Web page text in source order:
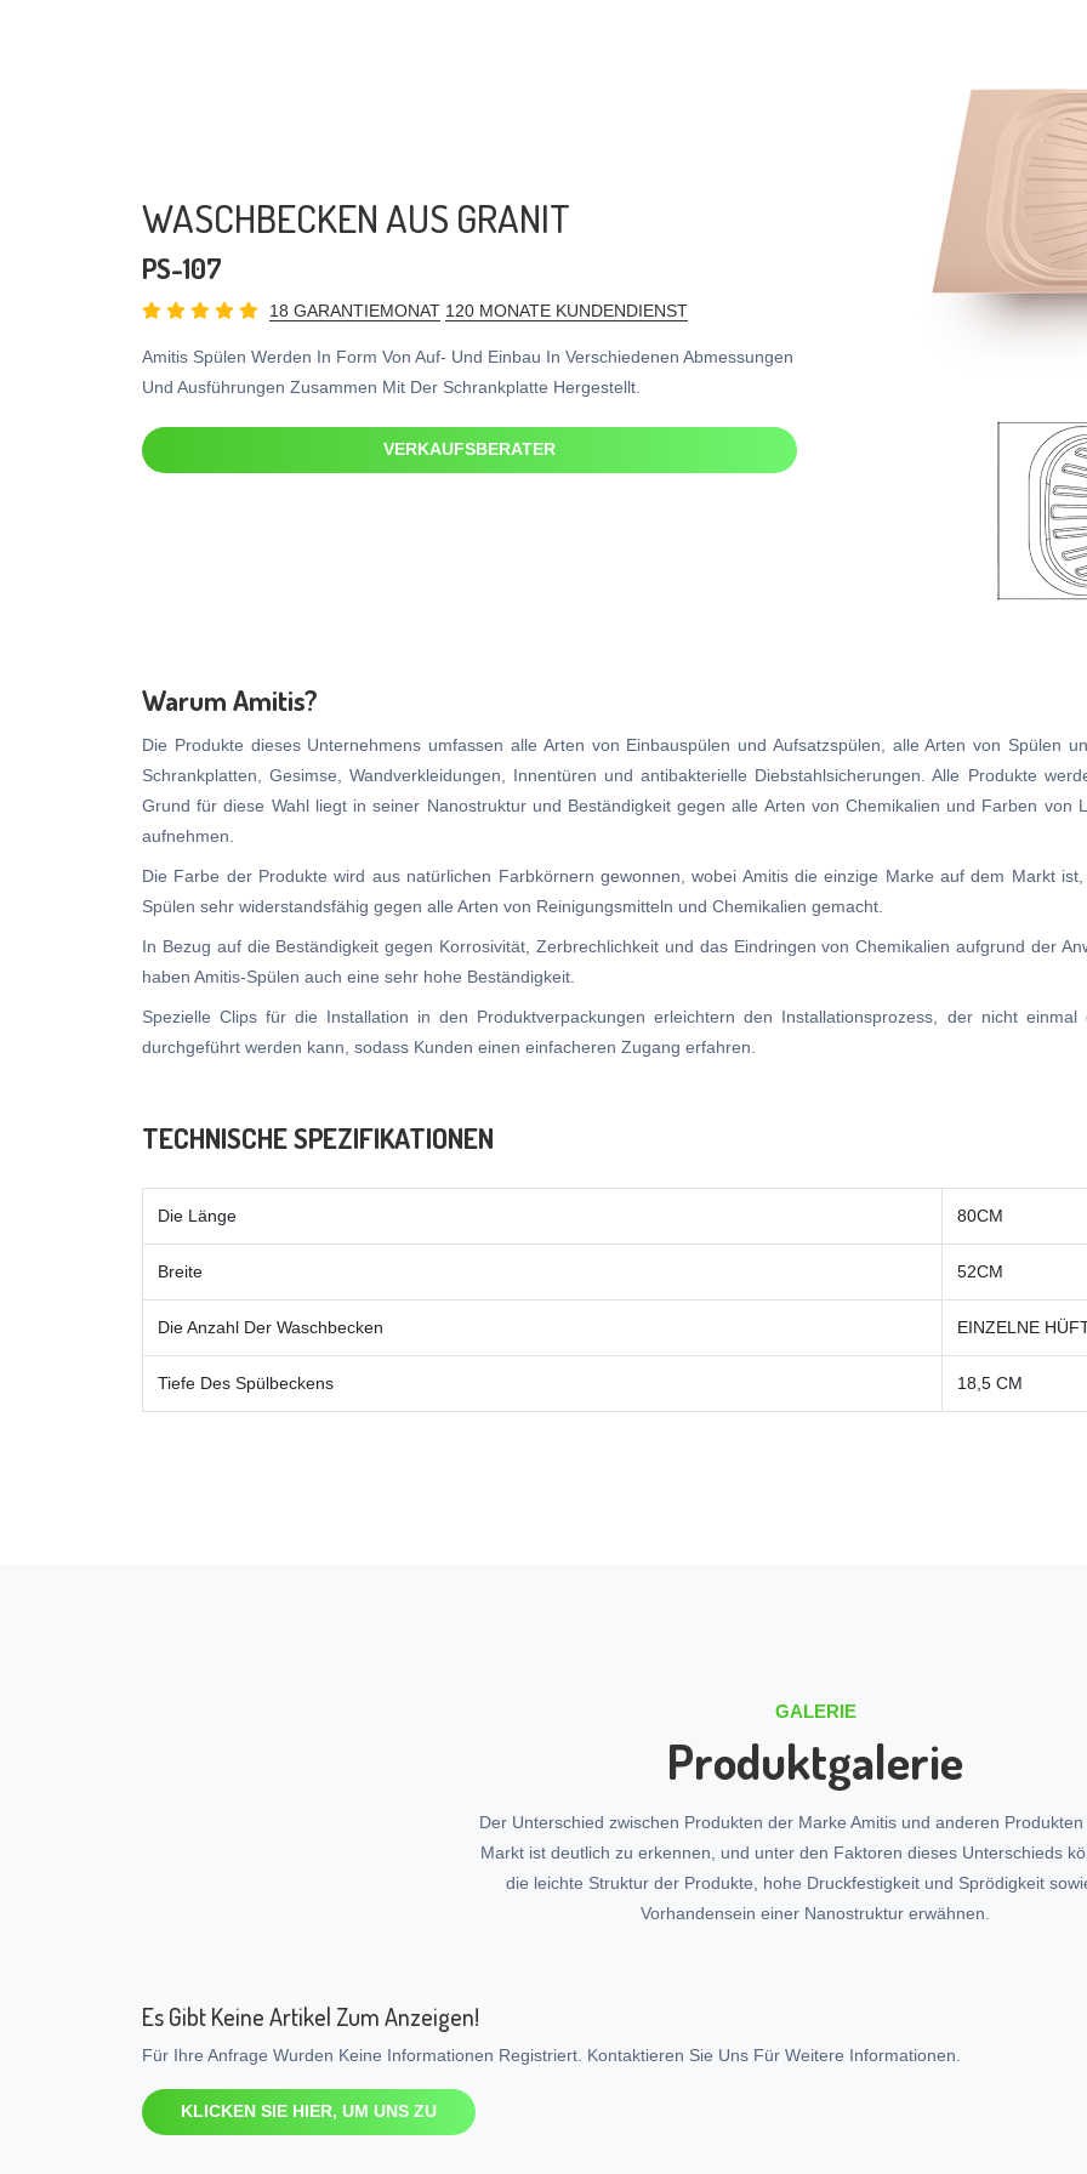
WASCHBECKEN AUS GRANIT
PS-107
18 GARANTIEMONAT 120 MONATE KUNDENDIENST
Amitis Spülen Werden In Form Von Auf- Und Einbau In Verschiedenen Abmessungen
Und Ausführungen Zusammen Mit Der Schrankplatte Hergestellt.
VERKAUFSBERATER
Warum Amitis?
Die Produkte dieses Unternehmens umfassen alle Arten von Einbauspülen und Aufsatzspülen, alle Arten von Spülen
Schrankplatten, Gesimse, Wandverkleidungen, Innentüren und antibakterielle Diebstahlsicherungen. Alle Produkte
Grund für diese Wahl liegt in seiner Nanostruktur und Beständigkeit gegen alle Arten von Chemikalien und Farben von
aufnehmen.
Die Farbe der Produkte wird aus natürlichen Farbkörnern gewonnen, wobei Amitis die einzige Marke auf dem Markt
Spülen sehr widerstandsfähig gegen alle Arten von Reinigungsmitteln und Chemikalien gemacht.
In Bezug auf die Beständigkeit gegen Korrosivität, Zerbrechlichkeit und das Eindringen von Chemikalien aufgrund der
haben Amitis-Spülen auch eine sehr hohe Beständigkeit.
Spezielle Clips für die Installation in den Produktverpackungen erleichtern den Installationsprozess, der nicht
durchgeführt werden kann, sodass Kunden einen einfacheren Zugang erfahren.
TECHNISCHE SPEZIFIKATIONEN
Die Länge 80CM
Breite 52CM
Die Anzahl Der Waschbecken EINZELNE
Tiefe Des Spülbeckens 18,5 CM
GALERIE
Produktgalerie
Der Unterschied zwischen Produkten der Marke Amitis und anderen
Markt ist deutlich zu erkennen, und unter den Faktoren dieses Unterschieds
die leichte Struktur der Produkte, hohe Druckfestigkeit und Sprödigkeit
Vorhandensein einer Nanostruktur erwähnen.
Es Gibt Keine Artikel Zum Anzeigen!
Für Ihre Anfrage Wurden Keine Informationen Registriert. Kontaktieren Sie Uns Für Weitere Informationen.
KLICKEN SIE HIER, UM UNS ZU